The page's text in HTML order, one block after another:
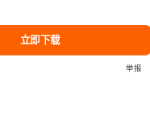
立即下载
举报